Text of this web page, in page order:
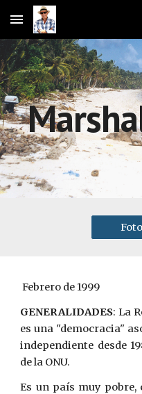
Skip to main content
Febrero de 1999
GENERALIDADES: La
es una "democracia"
independiente desde
de la ONU.
Es un país muy pobre,